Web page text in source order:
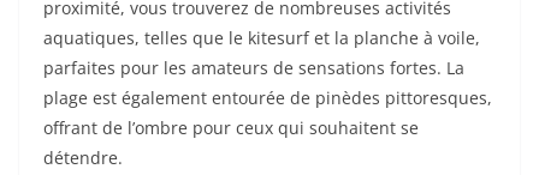
proximité, vous trouverez de nombreuses activités
aquatiques, telles que le kitesurf et la planche à voile,
parfaites pour les amateurs de sensations fortes. La
plage est également entourée de pinèdes pittoresques,
offrant de l’ombre pour ceux qui souhaitent se
détendre.